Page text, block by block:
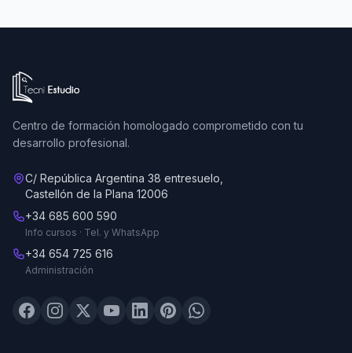
Ir a la página de inicio de Tecni Estudio
Centro de formación homologado comprometido con tu
desarrollo profesional.
C/ República Argentina 38 entresuelo,
Castellón de la Plana 12006
+34 685 600 590
Info cursos · Tel. y WhatsApp
+34 654 725 616
Administración